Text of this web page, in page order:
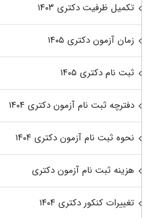
تکمیل ظرفیت دکتری ۱۴۰۳
زمان آزمون دکتری ۱۴۰۵
ثبت نام دکتری ۱۴۰۵
دفترچه ثبت نام آزمون دکتری ۱۴۰۴
نحوه ثبت نام آزمون دکتری ۱۴۰۴
هزینه ثبت نام آزمون دکتری
تغییرات کنکور دکتری ۱۴۰۴